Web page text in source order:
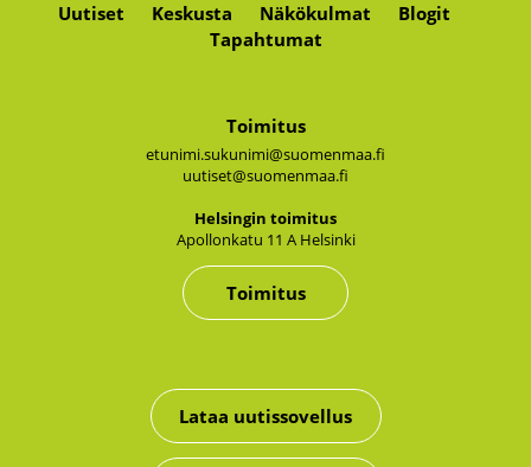
Uutiset Keskusta Näkökulmat
Blogit
Tapahtumat
Toimitus
etunimi.sukunimi@suomenmaa.fi
uutiset@suomenmaa.fi
Hel­sin­gin toi­mi­tus
Apol­lon­ka­tu 11 A Hel­sin­ki
Toimitus
Lataa uutissovellus